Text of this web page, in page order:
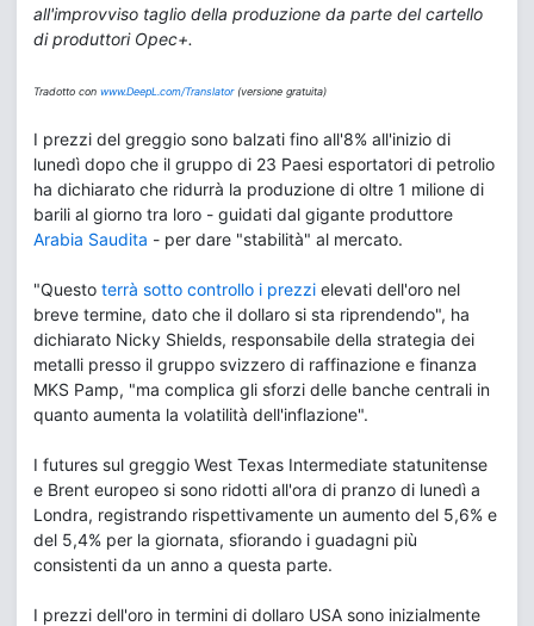
all'improvviso taglio della produzione da parte del cartello
di produttori Opec+.
Tradotto con www.DeepL.com/Translator(versione gratuita)
I prezzi del greggio sono balzati fino all'8% all'inizio di
lunedì dopo che il gruppo di 23 Paesi esportatori di petrolio
ha dichiarato che ridurrà la produzione di oltre 1 milione di
barili al giorno tra loro - guidati dal gigante produttore
Arabia Saudita - per dare "stabilità" al mercato.
"Questo terrà sotto controllo i prezzi elevati dell'oro nel
breve termine, dato che il dollaro si sta riprendendo", ha
dichiarato Nicky Shields, responsabile della strategia dei
metalli presso il gruppo svizzero di raffinazione e finanza
MKS Pamp, "ma complica gli sforzi delle banche centrali in
quanto aumenta la volatilità dell'inflazione".
I futures sul greggio West Texas Intermediate statunitense
e Brent europeo si sono ridotti all'ora di pranzo di lunedì a
Londra, registrando rispettivamente un aumento del 5,6% e
del 5,4% per la giornata, sfiorando i guadagni più
consistenti da un anno a questa parte.
I prezzi dell'oro in termini di dollaro USA sono inizialmente